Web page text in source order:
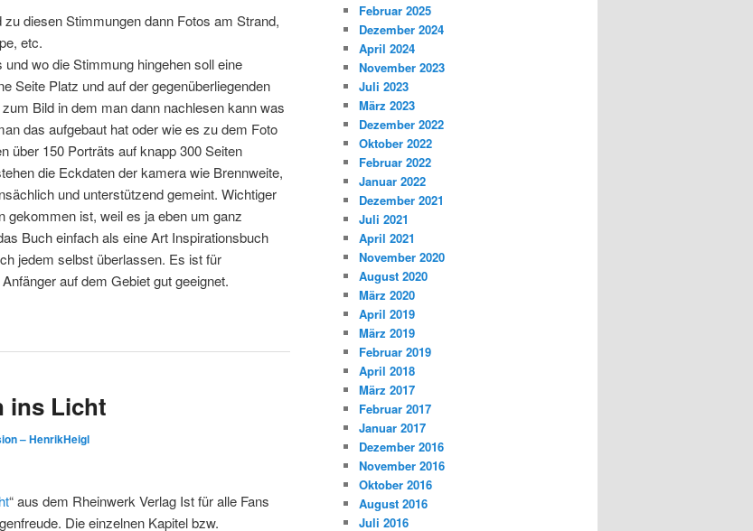
diesen Stimmungen dann Fotos am Strand,
etc.
wo die Stimmung hingehen soll eine
Seite Platz und auf der gegenüberliegenden
Bild in dem man dann nachlesen kann was
das aufgebaut hat oder wie es zu dem Foto
über 150 Porträts auf knapp 300 Seiten
die Eckdaten der kamera wie Brennweite,
und unterstützend gemeint. Wichtiger
gekommen ist, weil es ja eben um ganz
Buch einfach als eine Art Inspirationsbuch
jedem selbst überlassen. Es ist für
auf dem Gebiet gut geeignet.
ins Licht
– HenrikHeigl
“ aus dem Rheinwerk Verlag Ist für alle Fans
Die einzelnen Kapitel bzw.
Februar 2025
Dezember 2024
April 2024
November 2023
Juli 2023
März 2023
Dezember 2022
Oktober 2022
Februar 2022
Januar 2022
Dezember 2021
Juli 2021
April 2021
November 2020
August 2020
März 2020
April 2019
März 2019
Februar 2019
April 2018
März 2017
Februar 2017
Januar 2017
Dezember 2016
November 2016
Oktober 2016
August 2016
Juli 2016